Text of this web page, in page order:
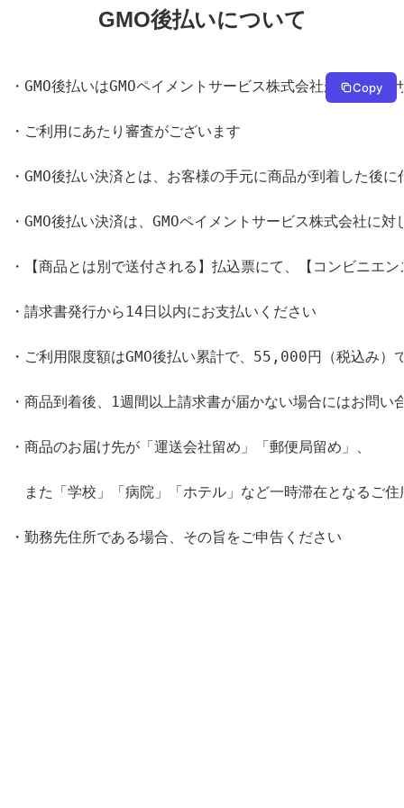
GMO後払いについて
・GMO後払いはGMOペイメントサービス株式会社が提供す
・ご利用にあたり審査がございます
・GMO後払い決済とは、お客様の手元に商品が到着した後
・GMO後払い決済は、GMOペイメントサービス株式会社
・【商品とは別で送付される】払込票にて、【コンビニエ
・請求書発行から14日以内にお支払いください
・ご利用限度額はGMO後払い累計で、55,000円（税込み）
・商品到着後、1週間以上請求書が届かない場合にはお問い
・商品のお届け先が「運送会社留め」「郵便局留め」、
また「学校」「病院」「ホテル」など一時滞在となるご
・勤務先住所である場合、その旨をご申告ください
Copy